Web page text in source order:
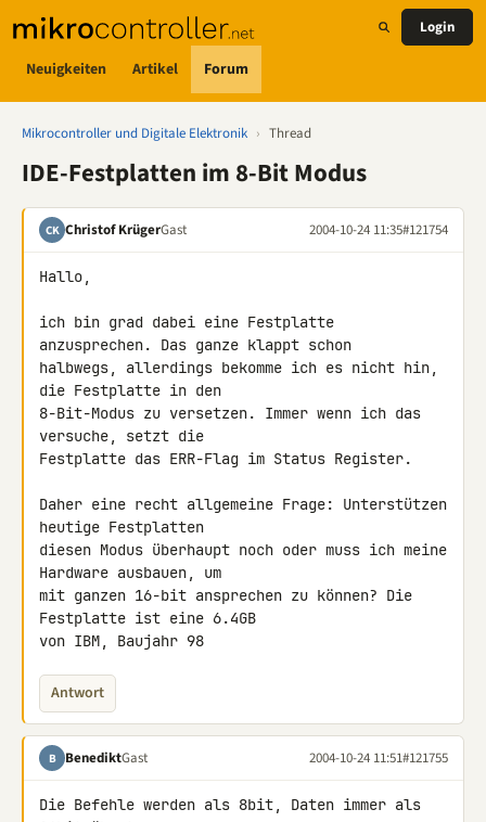
Neuigkeiten Artikel Forum
Login
Mikrocontroller und Digitale Elektronik › Thread
IDE-Festplatten im 8-Bit Modus
CK Christof KrügerGast 2004-10-24 11:35#121754
Hallo,
ich bin grad dabei eine Festplatte
anzusprechen. Das ganze klappt schon
halbwegs, allerdings bekomme ich es nicht hin,
die Festplatte in den
8-Bit-Modus zu versetzen. Immer wenn ich das
versuche, setzt die
Festplatte das ERR-Flag im Status Register.
Daher eine recht allgemeine Frage: Unterstützen
heutige Festplatten
diesen Modus überhaupt noch oder muss ich meine
Hardware ausbauen, um
mit ganzen 16-bit ansprechen zu können? Die
Festplatte ist eine 6.4GB
von IBM, Baujahr 98
Antwort
B BenediktGast 2004-10-24 11:51#121755
Die Befehle werden als 8bit, Daten immer als